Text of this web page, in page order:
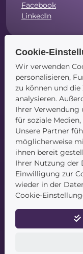
Facebook
LinkedIn
Navigation
Startseite
Blog
Kontakt
Service
Datenschutz
Cookie-
Wir verwenden
personalisieren,
zu können und
analysieren.
Ihrer Verwendung
für soziale
Unsere Partner
möglicherweise
ihnen bereit
Ihrer Nutzung der
Einwilligung zur
wieder in der
Cookie-